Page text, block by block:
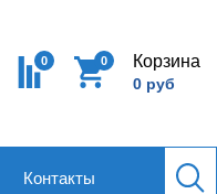
0 0 Корзина
0 руб
Контакты